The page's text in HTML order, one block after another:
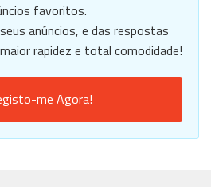
favoritos.
anúncios, e das respostas
rapidez e total comodidade!
me Agora!